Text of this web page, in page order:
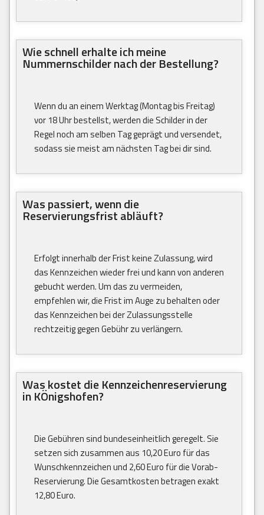
Wie schnell erhalte ich meine
Nummernschilder nach der Bestellung?
Wenn du an einem Werktag (Montag bis Freitag)
vor 18 Uhr bestellst, werden die Schilder in der
Regel noch am selben Tag geprägt und versendet,
sodass sie meist am nächsten Tag bei dir sind.
Was passiert, wenn die
Reservierungsfrist abläuft?
Erfolgt innerhalb der Frist keine Zulassung, wird
das Kennzeichen wieder frei und kann von anderen
gebucht werden. Um das zu vermeiden,
empfehlen wir, die Frist im Auge zu behalten oder
das Kennzeichen bei der Zulassungsstelle
rechtzeitig gegen Gebühr zu verlängern.
Was kostet die Kennzeichenreservierung
in KÖnigshofen?
Die Gebühren sind bundeseinheitlich geregelt. Sie
setzen sich zusammen aus 10,20 Euro für das
Wunschkennzeichen und 2,60 Euro für die Vorab-
Reservierung. Die Gesamtkosten betragen exakt
12,80 Euro.